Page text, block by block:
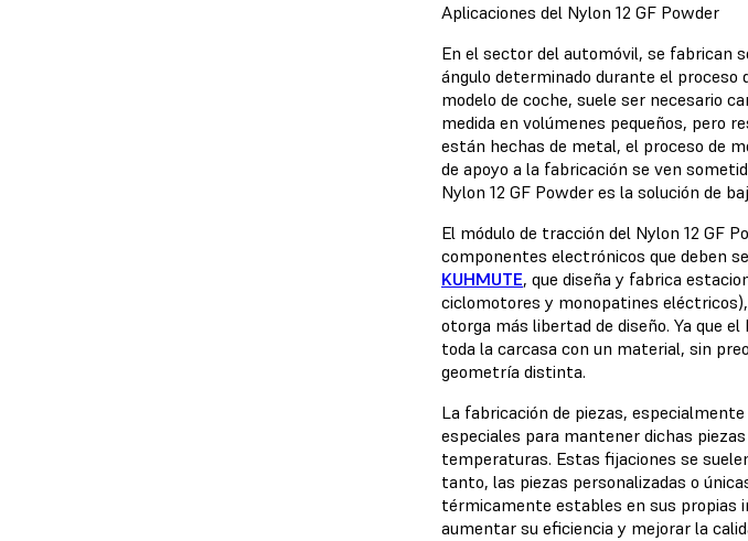
Aplicaciones del Nylon 12 GF Powder
En el sector del automóvil, se fabrican
ángulo determinado durante el
modelo de coche, suele ser necesario
medida en volúmenes pequeños, pero
están hechas de metal, el proceso de
de apoyo a la fabricación se ven
Nylon 12 GF Powder es la solución de
El módulo de tracción del Nylon 12 GF
componentes electrónicos que deben
KUHMUTE, que diseña y fabrica
ciclomotores y monopatines
otorga más libertad de diseño. Ya que
toda la carcasa con un material, sin
geometría distinta.
La fabricación de piezas,
especiales para mantener dichas
temperaturas. Estas fijaciones se
tanto, las piezas personalizadas o
térmicamente estables en sus propias
aumentar su eficiencia y mejorar la